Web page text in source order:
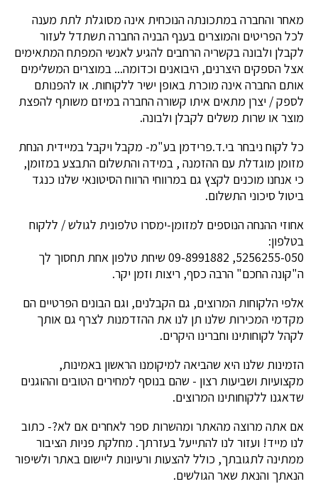
מאחר והחברה במתכונתה הנוכחית אינה מסוגלת לתת מענה
לכל הפריטים והמוצרים בענף הבניה החברה תשתדל לעזור
לקבלן ולבונה בקשריה הרחבים להגיע לאנשי המפתח המתאימים
אצל הספקים היצרנים, היבואנים וכדומה... במוצרים המשלימים
אותם החברה אינה מוכרת באופן ישיר ללקוחות. או להפנותם
לספק / יצרן מתאים איתו קשורה החברה במיזם משותף להפצת
מוצר או שרות משלים לקבלן ולבונה.
כל לקוח ניבחר בי.ד.פרידמן בע"מ- מקבל ויקבל במיידית הנחת
מזומן מוגדלת עם ההזמנה , במידה והתשלום התבצע במזומן,
כי אנחנו מוכנים לקצץ גם במרווחי הרווח הסיטונאי שלנו כנגד
ביטול סיכוני התשלום.
אחוזי ההנחה הנוספים למזומן-ימסרו טלפונית לגולש / ללקוח
בטלפון:
5256255-050, 09-8991882 שיחת טלפון אחת תחסוך לך
ה"קונה החכם" הרבה כסף, ריצות וזמן יקר.
אלפי הלקוחות המרוצים, גם הקבלנים, וגם הבונים הפרטיים הם
מקדמי המכירות שלנו תן לנו את ההזדמנות לצרף גם אותך
לקהל לקוחותינו וחברינו היקרים.
הזמינות שלנו היא שהביאה למיקומנו הראשון באמינות,
מקצועיות ושביעות רצון - שהם בנוסף למחירים הטובים וההוגנים
שדאגנו ללקוחותינו המרוצים.
אם אתה מרוצה מהאתר ומהשרות ספר לאחרים אם לא?- כתוב
לנו מייד! ועזור לנו להתייעל בעזרתך. מחלקת פניות הציבור
ממתינה לתגובתך, כולל להצעות ורעיונות ליישום באתר ולשיפור
הנאתך והנאת שאר הגולשים.